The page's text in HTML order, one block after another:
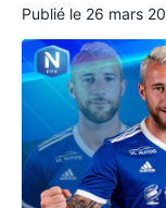
Publié le 26 mars